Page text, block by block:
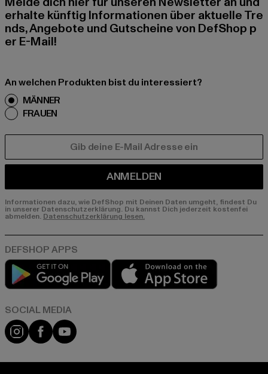
erhalte künftig Informationen über aktuelle Tre
nds, Angebote und Gutscheine von DefShop p
er E-Mail!
An welchen Produkten bist du interessiert?
MÄNNER
FRAUEN
ANMELDEN
Informationen dazu, wie DefShop mit Deinen Daten umgeht, findest Du
in unserer Datenschutzerklärung. Du kannst Dich jederzeit kostenfei
abmelden. Datenschutzerklärung lesen.
Play market
Instagram
FacebookYouTube